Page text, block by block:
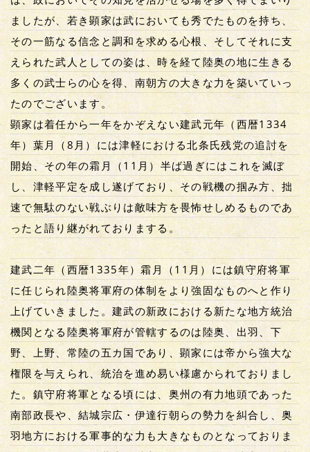
ましたが、若き顕家は武においても秀でたものを持ち、
その一筋なる信念と調和を求める心根、そしてそれに支
えられた武人としての姿は、時を経て陸奥の地に生きる
多くの武士らの心を得、南朝方の大きな力を築いていっ
たのでございます。
顕家は着任から一年をかぞえない建武元年（西暦1334
年）葉月（8月）には津軽における北条氏残党の追討を
開始、その年の霜月（11月）半ば過ぎにはこれを滅ぼ
し、津軽平定を成し遂げており、その戦機の掴み方、拙
速で無駄のない戦ぶりは敵味方を畏怖せしめるものであ
ったと語り継がれておりまする。
建武二年（西暦1335年）霜月（11月）には鎮守府将軍
に任じられ陸奥将軍府の体制をより強固なものへと作り
上げていきました。建武の新政における新たな地方統治
機関となる陸奥将軍府が管轄するのは陸奥、出羽、下
野、上野、常陸の五カ国であり、顕家には帝から強大な
権限を与えられ、統治を進め易い様慮かられておりまし
た。鎮守府将軍となる頃には、奥州の有力地頭であった
南部政長や、結城宗広・伊達行朝らの勢力を糾合し、奥
羽地方における軍事的な力も大きなものとなっておりま